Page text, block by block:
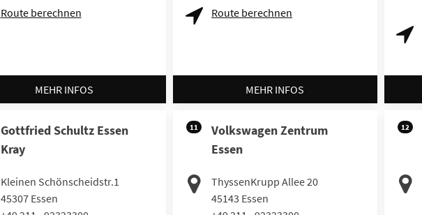
Route berechnen
MEHR INFOS
Route berechnen
MEHR INFOS
Gottfried Schultz Essen
Kray
Kleinen Schönscheidstr.1
45307 Essen
11
Volkswagen Zentrum
Essen
ThyssenKrupp Allee 20
45143 Essen
12